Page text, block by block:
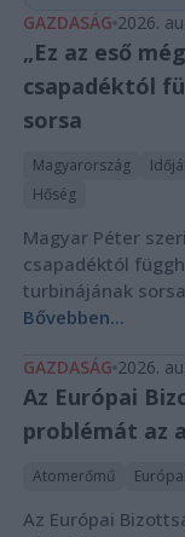
GAZDASÁG 2026.
„Ez az eső
csapadéktól
sorsa
Magyarország
Hőség
Magyar Péter
csapadéktól
turbinájának
Bővebben...
GAZDASÁG 2026.
Az Európai
problémát az
Atomerőmű
Az Európai